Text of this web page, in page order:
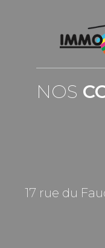
NOS
17 rue du